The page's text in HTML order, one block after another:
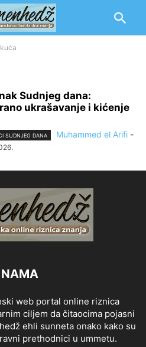
Sudnjeg dana:
ukrašavanje i kićenje
SUDNJEG DANA Muhammed el Arifi -
web portal online riznica
ciljem da čitaocima pojasni
ehli sunneta onako kako su
prethodnici u ummetu.